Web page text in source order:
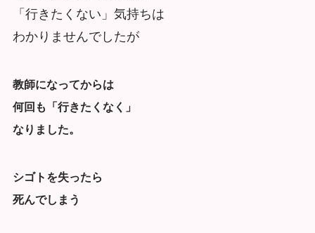
「行きたくない」気持ちは
わかりませんでしたが
教師になってからは
何回も「行きたくなく」
なりました。
シゴトを失ったら
死んでしまう